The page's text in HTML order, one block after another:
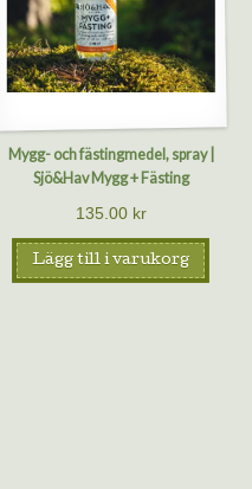
Mygg- och fästingmedel, spray |
Sjö&Hav Mygg + Fästing
135.00 kr
Lägg till i varukorg